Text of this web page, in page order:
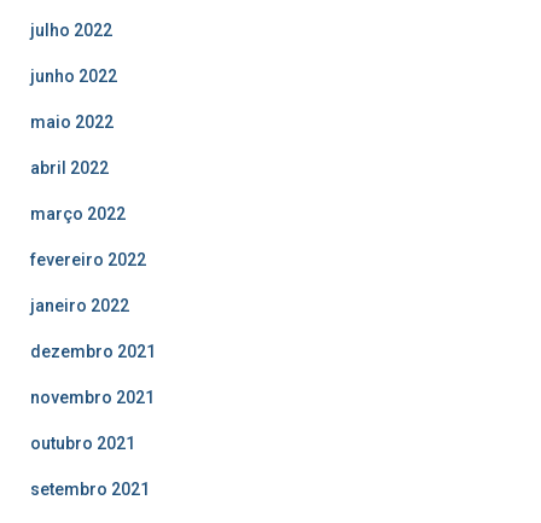
julho 2022
junho 2022
maio 2022
abril 2022
março 2022
fevereiro 2022
janeiro 2022
dezembro 2021
novembro 2021
outubro 2021
setembro 2021